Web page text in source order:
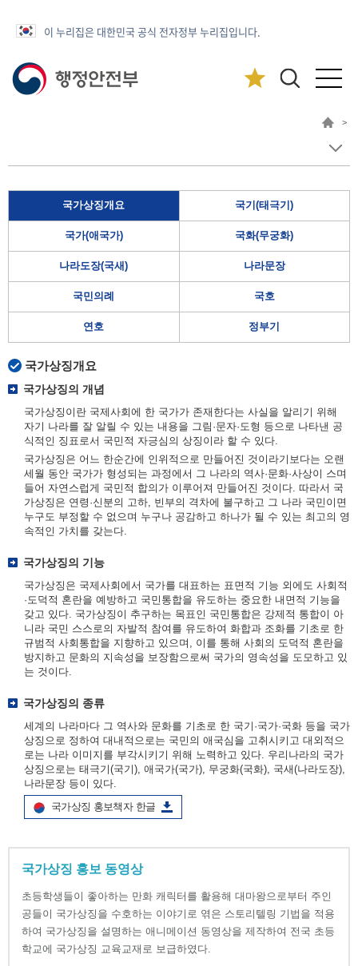
이 누리집은 대한민국 공식 전자정부 누리집입니다.
>
국가상징개요 국기(태극기)
국가(애국가) 국화(무궁화)
나라도장(국새) 나라문장
국민의례 국호
연호 정부기
국가상징개요
국가상징의 개념
국가상징이란 국제사회에 한 국가가 존재한다는 사실을 알리기 위해
자기 나라를 잘 알릴 수 있는 내용을 그림·문자·도형 등으로 나타낸 공
식적인 징표로서 국민적 자긍심의 상징이라 할 수 있다.
국가상징은 어느 한순간에 인위적으로 만들어진 것이라기보다는 오랜
세월 동안 국가가 형성되는 과정에서 그 나라의 역사·문화·사상이 스며
들어 자연스럽게 국민적 합의가 이루어져 만들어진 것이다. 따라서 국
가상징은 연령·신분의 고하, 빈부의 격차에 불구하고 그 나라 국민이면
누구도 부정할 수 없으며 누구나 공감하고 하나가 될 수 있는 최고의 영
속적인 가치를 갖는다.
국가상징의 기능
국가상징은 국제사회에서 국가를 대표하는 표면적 기능 외에도 사회적
·도덕적 혼란을 예방하고 국민통합을 유도하는 중요한 내면적 기능을
갖고 있다. 국가상징이 추구하는 목표인 국민통합은 강제적 통합이 아
니라 국민 스스로의 자발적 참여를 유도하여 화합과 조화를 기초로 한
규범적 사회통합을 지향하고 있으며, 이를 통해 사회의 도덕적 혼란을
방지하고 문화의 지속성을 보장함으로써 국가의 영속성을 도모하고 있
는 것이다.
국가상징의 종류
세계의 나라마다 그 역사와 문화를 기초로 한 국기·국가·국화 등을 국가
상징으로 정하여 대내적으로는 국민의 애국심을 고취시키고 대외적으
로는 나라 이미지를 부각시키기 위해 노력하고 있다. 우리나라의 국가
상징으로는 태극기(국기), 애국가(국가), 무궁화(국화), 국새(나라도장),
나라문장 등이 있다.
국가상징 홍보책자 한글
국가상징 홍보 동영상
초등학생들이 좋아하는 만화 캐릭터를 활용해 대마왕으로부터 주인
공들이 국가상징을 수호하는 이야기로 엮은 스토리텔링 기법을 적용
하여 국가상징을 설명하는 애니메이션 동영상을 제작하여 전국 초등
학교에 국가상징 교육교재로 보급하였다.